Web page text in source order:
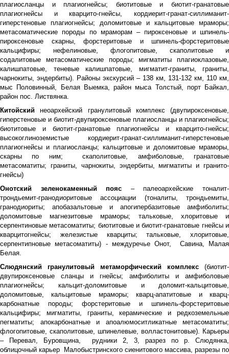
плагиосланцы и плагиогнейсы; биотитовые и биотит-гранатовые
плагиогнейсы и кварцито-гнейсы, кордиерит-гранат-силлиманит-
гиперстеновые плагиогнейсы; доломитовые и кальцитовые мраморы;
метасоматические породы по мраморам – пироксеновые и шпинель-
пироксеновые скарны, форстеритовые и шпинель-форстеритовые
кальцифиры; нефелиновые, флогопитовые, скаполитовые и
содалитовые метасоматические породы; мигматиты плагиоклазовые,
калишпатовые, теневые калишпатовые, мигматит-граниты, граниты,
чарнокиты, эндербиты). Районы экскурсий – 138 км, 131-132 км, 110 км,
мыс Половинный, Белая Выемка, район мыса Толстый, порт Байкал,
район пос. Листвянка.
Китойскийнеоархейский гранулитовый комплекс (двупироксеновые,
гиперстеновые и биотит-двупироксеновые плагиосланцы и плагиогнейсы;
биотитовые и биотит-гранатовые плагиогнейсы и кварцито-гнейсы;
высокоглиноземистые кордиерит-гранат-силлиманит-гиперстеновые
плагиогнейсы и плагиосланцы; кальцитовые и доломитовые мраморы,
скарны по ним; скаполитовые, амфиболовые, гранатовые
метасоматиты; граниты, чарнокиты, эндербиты, мигматиты и гранито-
гнейсы)
Онотский зеленокаменный пояс – палеоархейские тоналит-
трондьемит-гранодиоритовые ассоциации (тоналиты, трондьемиты,
гранодиориты; апобазальтовые и апогипербазитовые амфиболиты;
доломитовые магнезитовые мраморы; тальковые, хлоритовые и
серпентиновые метасоматиты; биотитовые и биотит-гранатовые гнейсы и
кварцитогнейсы; железистые кварциты; тальковые, хлоритовые,
серпентипновые метасоматиты) - междуречье Онот, Савина, Малая
Белая.
Слюдянский гранулитовый метаморфический комплекс (биотит-
двупироксеновые сланцы и гнейсы; амфиболиты и амфиболовые
плагиогнейсы; кальцит-доломитовые и доломит-кальцитовые,
доломитовые, кальцитовые мраморы; кварц-апатитовые и кварц-
карбонатные породы; форстеритовые и шпинель-форстеритовые
кальцифиры; мигматиты, граниты, керамические и редкоземельные
пегматиты; апокарбонатные и апоалюмоситликатные метасоматиты;
флогопитовые, скаполитовые, шпинелевые, волластонитовые). Карьеры
– Перевал, Буровщина, рудники 2, 3, разрез по р. Слюдянка,
облицочный карьер Малобыстринского сиенитового массива, разрезы по